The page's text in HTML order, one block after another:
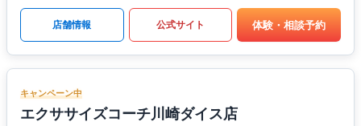
店舗情報 公式サイト 体験・相談予約
キャンペーン中
エクササイズコーチ川崎ダイス店